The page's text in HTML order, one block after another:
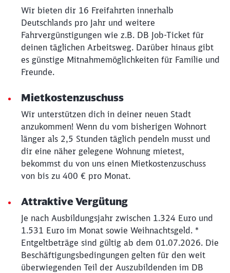
Wir bieten dir 16 Freifahrten innerhalb
Deutschlands pro Jahr und weitere
Fahrvergünstigungen wie z.B. DB Job-Ticket für
deinen täglichen Arbeitsweg. Darüber hinaus gibt
es günstige Mitnahmemöglichkeiten für Familie und
Freunde.
Mietkostenzuschuss
Wir unterstützen dich in deiner neuen Stadt
anzukommen! Wenn du vom bisherigen Wohnort
länger als 2,5 Stunden täglich pendeln musst und
dir eine näher gelegene Wohnung mietest,
bekommst du von uns einen Mietkostenzuschuss
von bis zu 400 € pro Monat.
Attraktive Vergütung
Je nach Ausbildungsjahr zwischen 1.324 Euro und
1.531 Euro im Monat sowie Weihnachtsgeld. *
Entgeltbeträge sind gültig ab dem 01.07.2026. Die
Beschäftigungsbedingungen gelten für den weit
überwiegenden Teil der Auszubildenden im DB
Möchten Sie zuweitergeleitet
werden?
Abbrechen Weiter